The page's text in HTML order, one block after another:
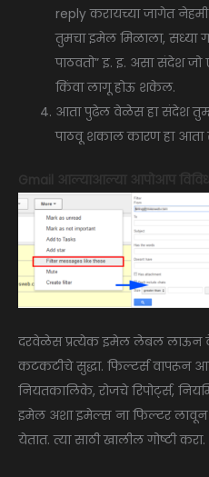
reply करायच्या जागेत नेहमी
तुमचा इमेल मिळाला, सध्या
पाठवतो” इ. इ. असा संदेश
किंवा लागू होऊ शकेल.
आता पुढेल वेळेस हा संदेश
पाठवू शकाल कारण हा आता
Gmail आल्याआल्या आपोआप विविध
दरवेळेस प्रत्येक इमेल लेबल लाऊन
कटकटीचे सुद्धा. फिल्टर्स वापरून
नियतकालिके, रोजचे रिपोर्ट्स,
इमेल अशा इमेल्स ना फिल्टर
येतात. त्या साठी खालील गोष्टी करा.